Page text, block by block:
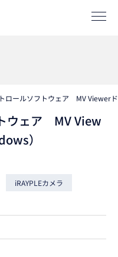
EN
ロールソフトウェア MV Viewer
ウェア MV View
）
iRAYPLEカメラ